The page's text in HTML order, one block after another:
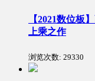
【2021数位
上乘之作
浏览次数: 29330